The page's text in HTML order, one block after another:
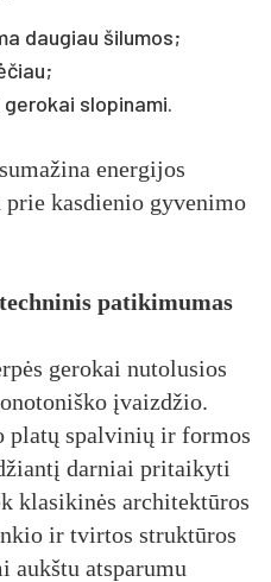
daugiau šilumos;
slopinami.
energijos
prie kasdienio gyvenimo
patikimumas
gerokai nutolusios
įvaizdžio.
platų spalvinių ir formos
darniai pritaikyti
klasikinės architektūros
ir tvirtos struktūros
aukštu atsparumu